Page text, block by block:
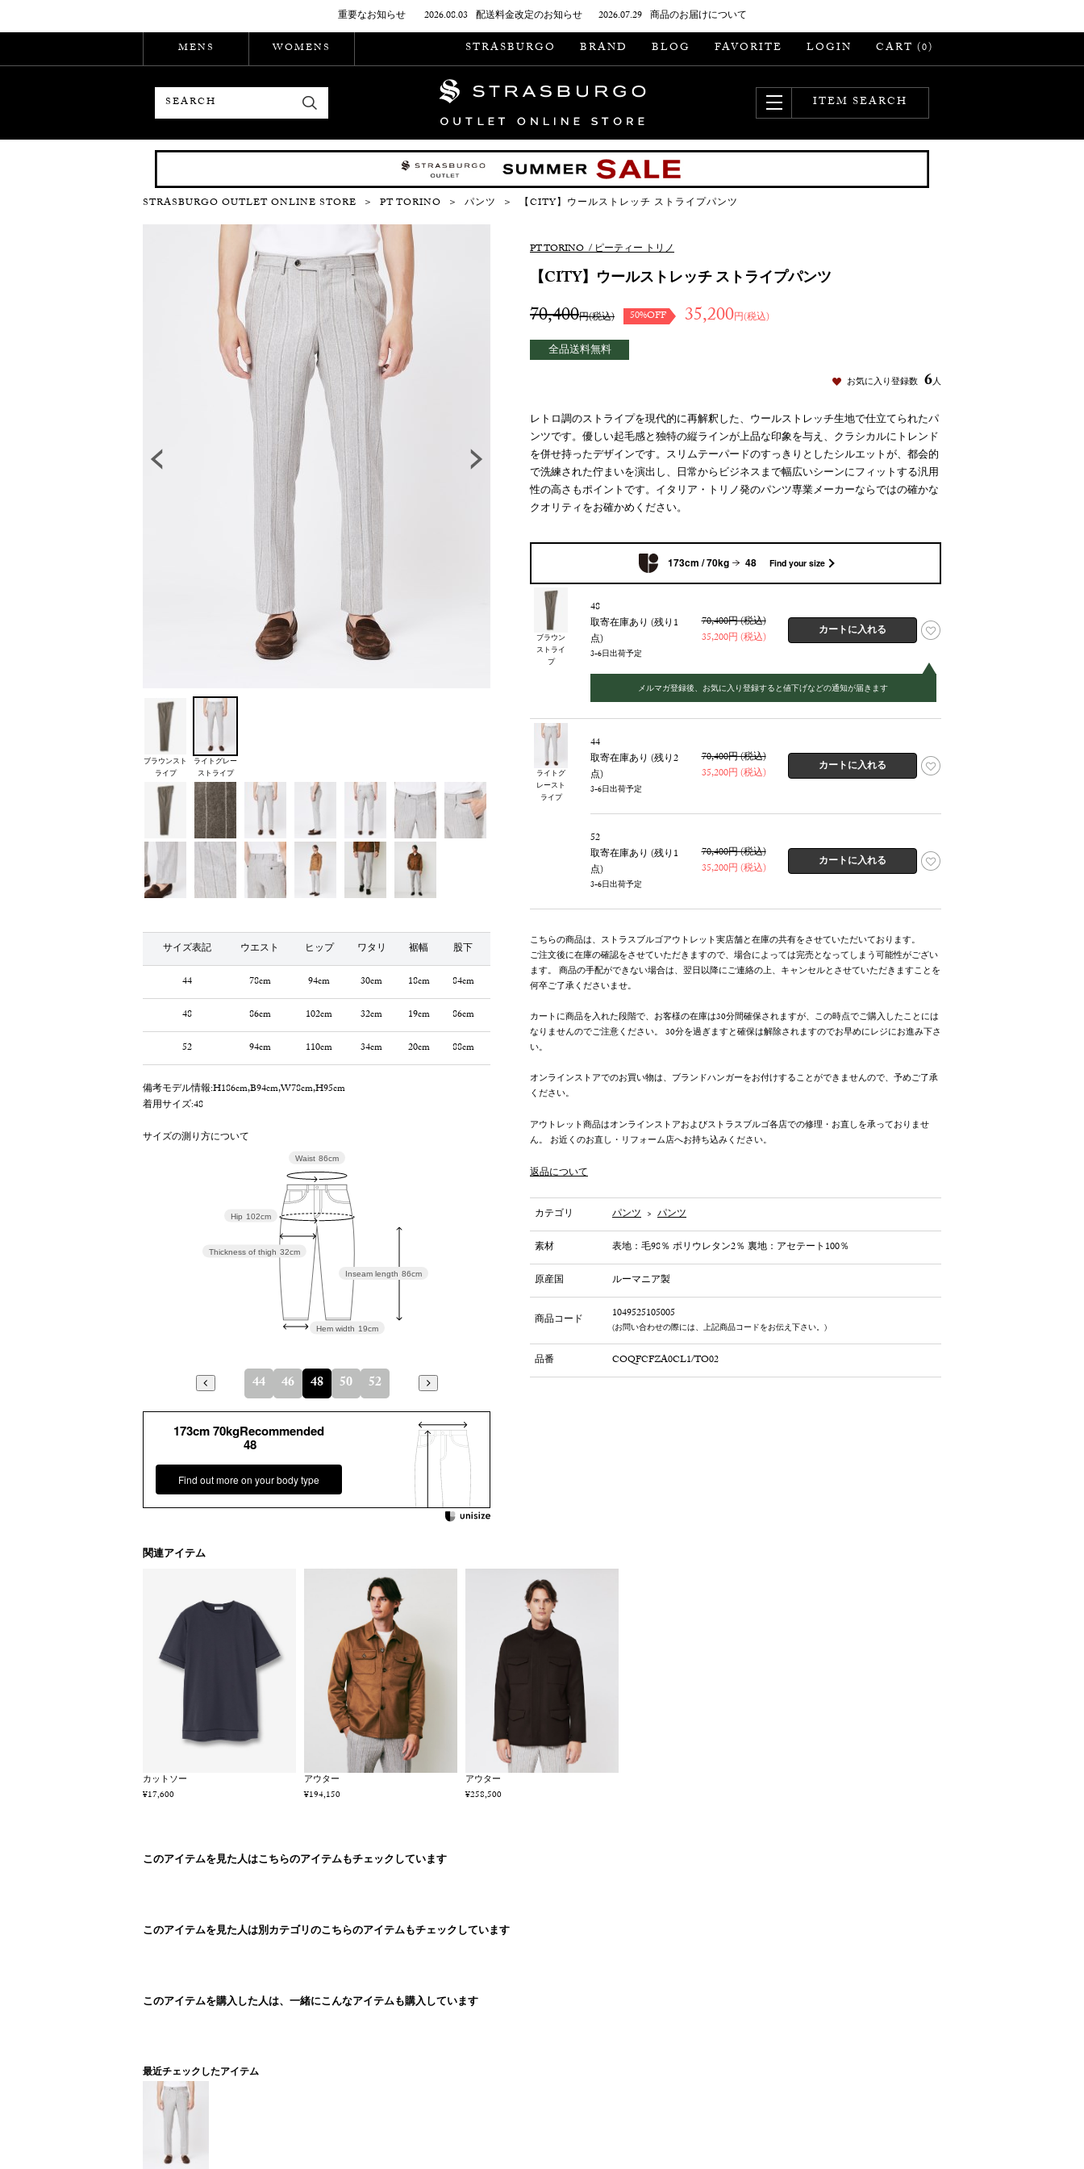
重要なお知らせ 2026.08.03 配送料金改定のお知らせ 2026.07.29 商品のお届けについて
MENS
WOMENS STRASBURGO BRAND BLOG FAVORITE LOGIN CART (0)
ITEM SEARCH
STRASBURGO OUTLET ONLINE STORE ＞ PT TORINO ＞ パンツ ＞ 【CITY】ウールストレッチ ストライプパンツ
ブラウンスト
ライプ
ライトグレー
ストライプ
サイズ表記 ウエスト ヒップ ワタリ 裾幅 股下
44 78cm 94cm 30cm 18cm 84cm
48 86cm 102cm 32cm 19cm 86cm
52 94cm 110cm 34cm 20cm 88cm
備考モデル情報:H186cm,B94cm,W78cm,H95cm
着用サイズ:48
サイズの測り方について
Inseam length 86cm
Hem width 19cm
Thickness of thigh 32cm
Hip 102cm
Waist 86cm
44 46 48 50 52
173cm 70kgRecommended
48
Find out more on your body type
PT TORINO/ピーティー トリノ
【CITY】ウールストレッチ ストライプパンツ
70,400円(税込) 50%OFF 35,200円(税込)
全品送料無料
お気に入り登録数 6人
レトロ調のストライプを現代的に再解釈した、ウールストレッチ生地で仕立てられたパ
ンツです。優しい起毛感と独特の縦ラインが上品な印象を与え、クラシカルにトレンド
を併せ持ったデザインです。スリムテーパードのすっきりとしたシルエットが、都会的
で洗練された佇まいを演出し、日常からビジネスまで幅広いシーンにフィットする汎用
性の高さもポイントです。イタリア・トリノ発のパンツ専業メーカーならではの確かな
クオリティをお確かめください。
173cm / 70kg 48 Find your size
ブラウン
ストライ
プ
48
取寄在庫あり (残り1
点)
3-6日出荷予定
70,400円 (税込)
35,200円 (税込)
メルマガ登録後、お気に入り登録すると値下げなどの通知が届きます
ライトグ
レースト
ライプ
44
取寄在庫あり (残り2
点)
3-6日出荷予定
70,400円 (税込)
35,200円 (税込)
52
取寄在庫あり (残り1
点)
3-6日出荷予定
70,400円 (税込)
35,200円 (税込)
こちらの商品は、ストラスブルゴアウトレット実店舗と在庫の共有をさせていただいております。
ご注文後に在庫の確認をさせていただきますので、場合によっては完売となってしまう可能性がござい
ます。 商品の手配ができない場合は、翌日以降にご連絡の上、キャンセルとさせていただきますことを
何卒ご了承くださいませ。
カートに商品を入れた段階で、お客様の在庫は30分間確保されますが、この時点でご購入したことには
なりませんのでご注意ください。 30分を過ぎますと確保は解除されますのでお早めにレジにお進み下さ
い。
オンラインストアでのお買い物は、ブランドハンガーをお付けすることができませんので、予めご了承
ください。
アウトレット商品はオンラインストアおよびストラスブルゴ各店での修理・お直しを承っておりませ
ん。 お近くのお直し・リフォーム店へお持ち込みください。
返品について
カテゴリ パンツ > パンツ
素材 表地：毛98％ ポリウレタン2％ 裏地：アセテート100％
原産国 ルーマニア製
商品コード 1049525105005
(お問い合わせの際には、上記商品コードをお伝え下さい。)
品番 COQFCFZA0CL1/TO02
関連アイテム
カットソー
¥17,600
アウター
¥194,150
アウター
¥258,500
このアイテムを見た人はこちらのアイテムもチェックしています
このアイテムを見た人は別カテゴリのこちらのアイテムもチェックしています
このアイテムを購入した人は、一緒にこんなアイテムも購入しています
最近チェックしたアイテム